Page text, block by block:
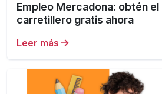
Empleo Mercadona: obtén
carretillero gratis ahora
Leer más